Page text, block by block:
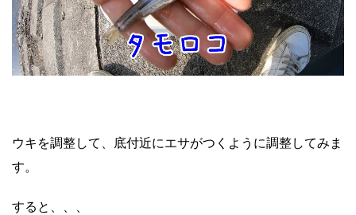
ウキを調整して、底付近にエサがつくように調整してみま
す。
すると、、、